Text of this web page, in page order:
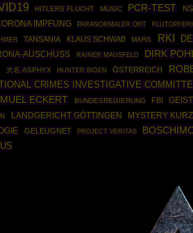
HITLERS FLUCHT MUSIC PCR-TEST
IMPFUNG PARANORMALER ORT
TANSANIA KLAUS SCHWAB MARS RKI
AUSCHUSS RAINER MAUSFELD DIRK
大名 ASPHYX HUNTER BIDEN ÖSTERREICH
CRIMES INVESTIGATIVE
ECKERT BUNDESREGIERUNG FBI
LANDGERICHT GÖTTINGEN MYSTERY
GELEUGNET PROJECT VERITAS